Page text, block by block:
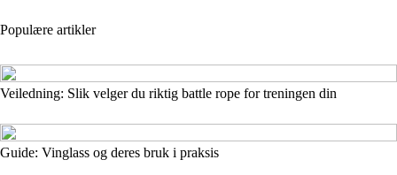
Populære artikler
Veiledning: Slik velger du riktig battle rope for treningen din
Guide: Vinglass og deres bruk i praksis